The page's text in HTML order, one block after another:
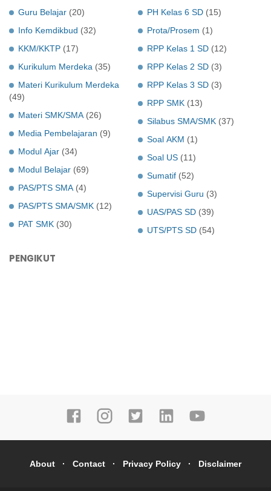
Guru Belajar (20)
Info Kemdikbud (32)
KKM/KKTP (17)
Kurikulum Merdeka (35)
Materi Kurikulum Merdeka
(49)
Materi SMK/SMA (26)
Media Pembelajaran (9)
Modul Ajar (34)
Modul Belajar (69)
PAS/PTS SMA (4)
PAS/PTS SMA/SMK (12)
PAT SMK (30)
PH Kelas 6 SD (15)
Prota/Prosem (1)
RPP Kelas 1 SD (12)
RPP Kelas 2 SD (3)
RPP Kelas 3 SD (3)
RPP SMK (13)
Silabus SMA/SMK (37)
Soal AKM (1)
Soal US (11)
Sumatif (52)
Supervisi Guru (3)
UAS/PAS SD (39)
UTS/PTS SD (54)
PENGIKUT
About Contact Privacy Policy Disclaimer